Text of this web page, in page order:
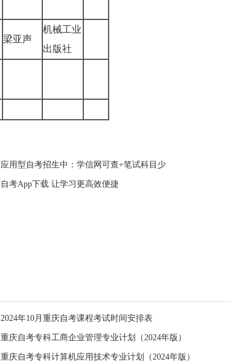
梁亚声
机械工业
出版社
应用型自考招生中：学信网可查+笔试科目少
自考App下载 让学习更高效便捷
2024年10月重庆自考课程考试时间安排表
重庆自考专科工商企业管理专业计划（2024年版）
重庆自考专科计算机应用技术专业计划（2024年版）